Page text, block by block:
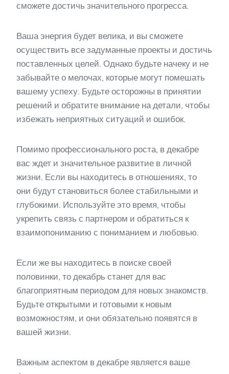
сможете достичь значительного прогресса.
Ваша энергия будет велика, и вы сможете
осуществить все задуманные проекты и достичь
поставленных целей. Однако будьте начеку и не
забывайте о мелочах, которые могут помешать
вашему успеху. Будьте осторожны в принятии
решений и обратите внимание на детали, чтобы
избежать неприятных ситуаций и ошибок.
Помимо профессионального роста, в декабре
вас ждет и значительное развитие в личной
жизни. Если вы находитесь в отношениях, то
они будут становиться более стабильными и
глубокими. Используйте это время, чтобы
укрепить связь с партнером и обратиться к
взаимопониманию с пониманием и любовью.
Если же вы находитесь в поиске своей
половинки, то декабрь станет для вас
благоприятным периодом для новых знакомств.
Будьте открытыми и готовыми к новым
возможностям, и они обязательно появятся в
вашей жизни.
Важным аспектом в декабре является ваше